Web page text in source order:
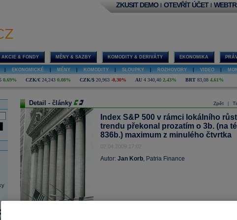
ZKUSIT DEMO | OTEVŘÍT ÚČET |
AKCIE & FONDY MĚNY & SAZBY KOMODITY & DERIVÁTY EKONOMIKA
EKONOMICKÉ MĚNY KOMODITY SLOUPKY ROZHOVORY VIDEO
0,69% CZK/€ 24,243 0,08% CZK/$ 20,963 -0,30% AU 4 340,40 2,43% BRT 83,08 4,61%
Zpět
Detail - články
Index S&P 500 v rámci lokálního
trendu překonal prozatím o 3b. (na
836b.) maximum z minulého čtvrtka
02.04.2009 17:02
Autor: Jan Korb, Patria Finance